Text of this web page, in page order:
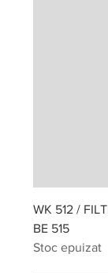
WK 512 /
BE 515
Stoc epuizat